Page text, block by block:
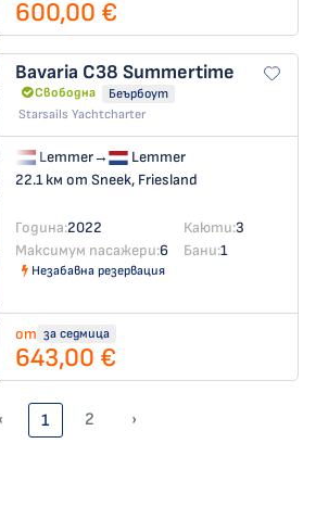
600,00 €
Bavaria C38 Summertime
Свободна
Беърбоут
Starsails Yachtcharter
Lemmer→
Lemmer
22.1 км от Sneek, Friesland
Година:2022 Каюти:3
Максимум пасажери:6 Бани:1
Незабавна резервация
от за седмица
643,00 €
‹ 1 2 ›